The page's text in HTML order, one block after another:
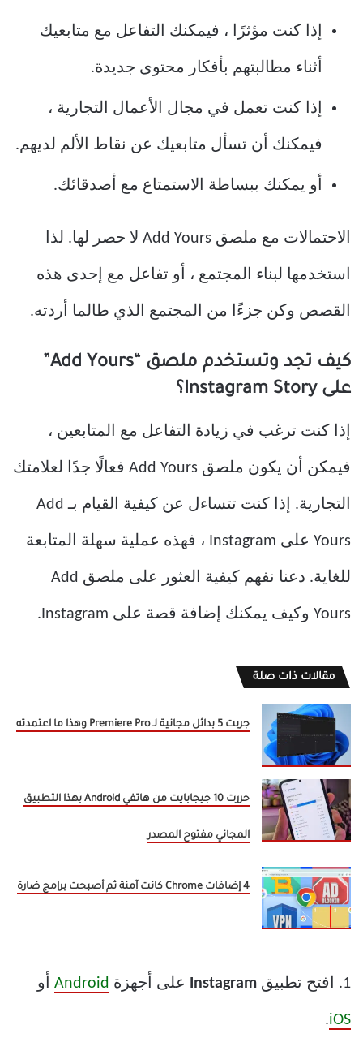
إذا كنت مؤثرًا ، فيمكنك التفاعل مع متابعيك
أثناء مطالبتهم بأفكار محتوى جديدة.
إذا كنت تعمل في مجال الأعمال التجارية ،
فيمكنك أن تسأل متابعيك عن نقاط الألم لديهم.
أو يمكنك ببساطة الاستمتاع مع أصدقائك.
الاحتمالات مع ملصق Add Yours لا حصر لها. لذا
استخدمها لبناء المجتمع ، أو تفاعل مع إحدى هذه
القصص وكن جزءًا من المجتمع الذي طالما أردته.
كيف تجد وتستخدم ملصق “Add Yours”
على Instagram Story؟
إذا كنت ترغب في زيادة التفاعل مع المتابعين ،
فيمكن أن يكون ملصق Add Yours فعالًا جدًا لعلامتك
التجارية. إذا كنت تتساءل عن كيفية القيام بـ Add
Yours على Instagram ، فهذه عملية سهلة المتابعة
للغاية. دعنا نفهم كيفية العثور على ملصق Add
Yours وكيف يمكنك إضافة قصة على Instagram.
مقالات ذات صلة
جربت 5 بدائل مجانية لـ Premiere Pro وهذا ما اعتمدته
حررت 10 جيجابايت من هاتفي Android بهذا التطبيق
المجاني مفتوح المصدر
4 إضافات Chrome كانت آمنة ثم أصبحت برامج ضارة
1. افتح تطبيق Instagram على أجهزة Android أو
iOS
.